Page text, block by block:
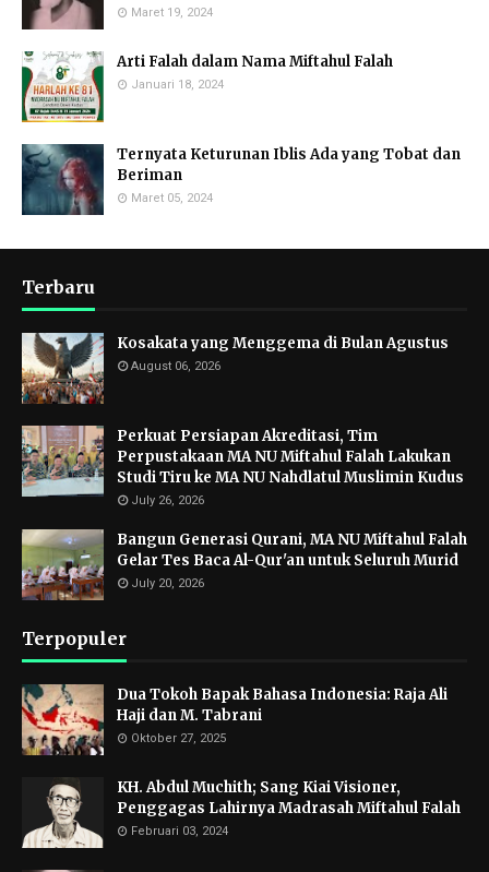
Maret 19, 2024
Arti Falah dalam Nama Miftahul Falah
Januari 18, 2024
Ternyata Keturunan Iblis Ada yang Tobat dan
Beriman
Maret 05, 2024
Terbaru
Kosakata yang Menggema di Bulan Agustus
August 06, 2026
Perkuat Persiapan Akreditasi, Tim
Perpustakaan MA NU Miftahul Falah Lakukan
Studi Tiru ke MA NU Nahdlatul Muslimin Kudus
July 26, 2026
Bangun Generasi Qurani, MA NU Miftahul Falah
Gelar Tes Baca Al-Qur'an untuk Seluruh Murid
July 20, 2026
Terpopuler
Dua Tokoh Bapak Bahasa Indonesia: Raja Ali
Haji dan M. Tabrani
Oktober 27, 2025
KH. Abdul Muchith; Sang Kiai Visioner,
Penggagas Lahirnya Madrasah Miftahul Falah
Februari 03, 2024